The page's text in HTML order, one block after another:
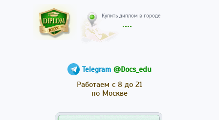
Telegram @Docs_edu
Работаем с 8 до 21
по Москве